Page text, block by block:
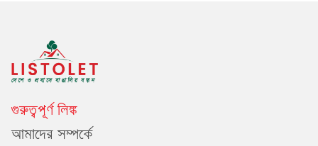
গুরুত্বপূর্ণ লিঙ্ক
আমাদের সম্পর্কে